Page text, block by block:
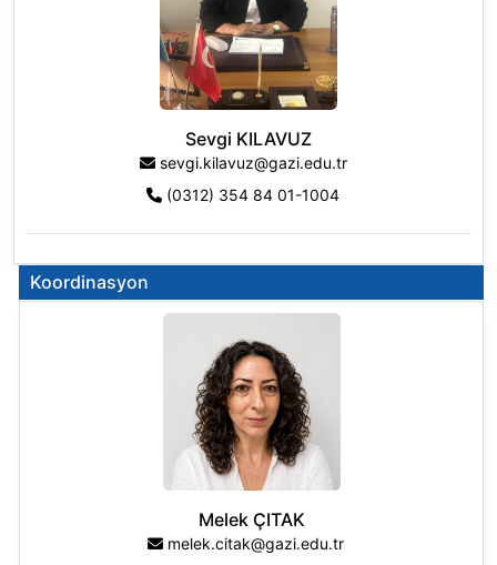
Sevgi KILAVUZ
sevgi.kilavuz@gazi.edu.tr
(0312) 354 84 01-1004
Koordinasyon
Melek ÇITAK
melek.citak@gazi.edu.tr